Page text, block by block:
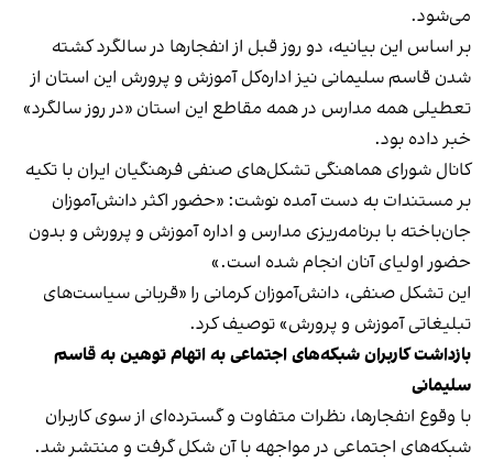
می‌شود.
بر اساس این بیانیه، دو روز قبل از انفجارها در سالگرد کشته
شدن قاسم سلیمانی نیز اداره‌کل آموزش و پرورش این استان از
تعطیلی همه مدارس در همه مقاطع این استان «در روز سالگرد»
خبر داده بود.
کانال شورای هماهنگی تشکل‌های صنفی فرهنگیان ایران با تکیه
بر مستندات به دست آمده نوشت: «حضور اکثر دانش‌آموزان
جان‌باخته با برنامه‌ریزی مدارس و اداره آموزش و پرورش و بدون
حضور اولیای آنان انجام شده است.»
این تشکل صنفی، دانش‌آموزان کرمانی را «قربانی سیاست‌های
تبلیغاتی آموزش و پرورش» توصیف کرد.
بازداشت کاربران شبکه‌های اجتماعی به اتهام توهین به قاسم
سلیمانی
با وقوع انفجارها، نظرات متفاوت و گسترده‌ای از سوی کاربران
شبکه‌های اجتماعی در مواجهه با آن شکل گرفت و منتشر شد.